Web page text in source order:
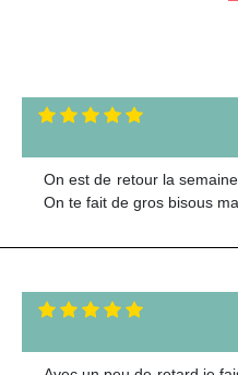
On est de retour la
On te fait de gros bisous